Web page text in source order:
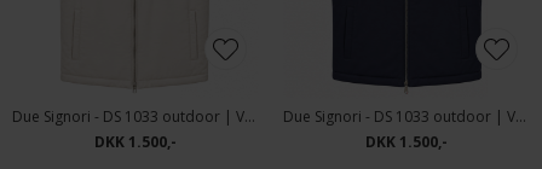
Due Signori - DS 1033 outdoor | Vest Grey
DKK 1.500,-
Due Signori - DS 1033 outdoor | Vest Navy
DKK 1.500,-